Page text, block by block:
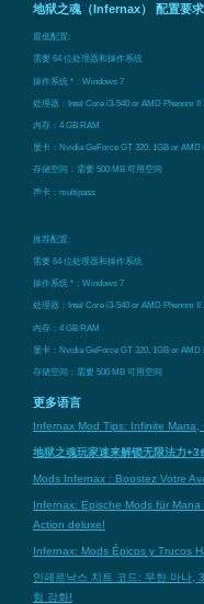
地狱之魂（Infernax） 配置要求
最低配置:
需要 64 位处理器和操作系统
操作系统 *：Windows 7
处理器：Intel Core i3-540 or AMD Phenom II
内存：4 GB RAM
显卡：Nvidia GeForce GT 320, 1GB or AMD
存储空间：需要 500 MB 可用空间
声卡：multipass
推荐配置:
需要 64 位处理器和操作系统
操作系统 *：Windows 7
处理器：Intel Core i3-540 or AMD Phenom II
内存：4 GB RAM
显卡：Nvidia GeForce GT 320, 1GB or AMD
存储空间：需要 500 MB 可用空间
更多语言
Infernax Mod Tips: Infinite
地狱之魂玩家速来解锁无限法力
Mods Infernax : Boostez Votre
Infernax: Epische Mods für
Action deluxe!
Infernax: Mods Épicos y Trucos
인페르낙스 치트 코드: 무한 마나,
험 강화!